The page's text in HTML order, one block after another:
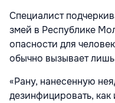
Специалист
змей в Республике
опасности для
обычно вызывает
«Рану, нанесенную
дезинфицировать,